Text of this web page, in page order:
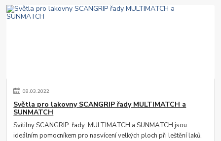
08.03.2022
Světla pro lakovny SCANGRIP řady MULTIMATCH a
SUNMATCH
Svítilny SCANGRIP řady MULTIMATCH a SUNMATCH jsou
ideálním pomocníkem pro nasvícení velkých ploch při leštění laků,